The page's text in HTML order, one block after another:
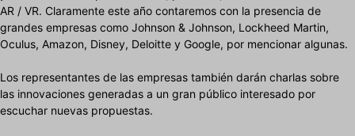
AR / VR. Claramente este año contaremos con la presencia de
grandes empresas como Johnson & Johnson, Lockheed Martin,
Oculus, Amazon, Disney, Deloitte y Google, por mencionar algunas.
Los representantes de las empresas también darán charlas sobre
las innovaciones generadas a un gran público interesado por
escuchar nuevas propuestas.